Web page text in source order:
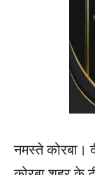
नमस्ते कोरबा।